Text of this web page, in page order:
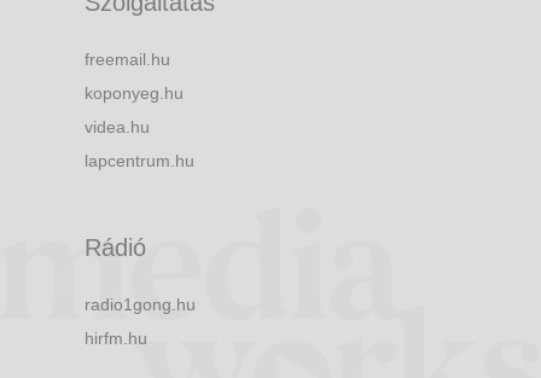
freemail.hu
koponyeg.hu
videa.hu
lapcentrum.hu
Rádió
radio1gong.hu
hirfm.hu